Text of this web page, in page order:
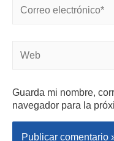
Guarda mi nombre,
navegador para la